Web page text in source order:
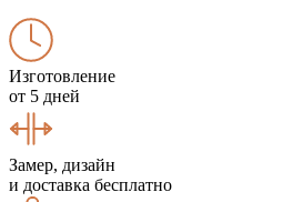
Изготовление
от 5 дней
Замер, дизайн
и доставка бесплатно